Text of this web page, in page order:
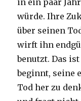
würde. Ihre
über seinen
wirft ihn
benutzt. Das
beginnt, seine
Tod her zu